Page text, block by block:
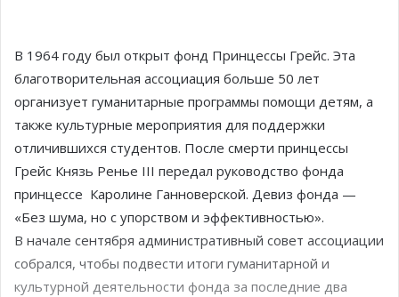
В 1964 году был открыт фонд Принцессы Грейс. Эта
благотворительная ассоциация больше 50 лет
организует гуманитарные программы помощи детям, а
также культурные мероприятия для поддержки
отличившихся студентов. После смерти принцессы
Грейс Князь Ренье III передал руководство фонда
принцессе Каролине Ганноверской. Девиз фонда —
«Без шума, но с упорством и эффективностью».
В начале сентября административный совет ассоциации
собрался, чтобы подвести итоги гуманитарной и
культурной деятельности фонда за последние два